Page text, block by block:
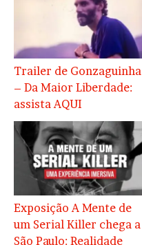
Trailer de Gonzaguinha
– Da Maior Liberdade:
assista AQUI
Exposição A Mente de
um Serial Killer chega a
São Paulo: Realidade